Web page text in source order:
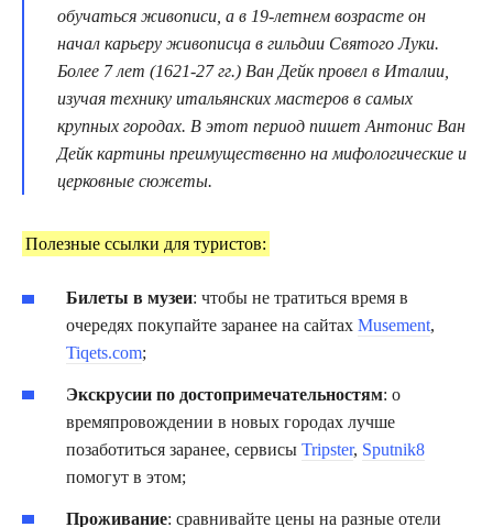
обучаться живописи, а в 19-летнем возрасте он
начал карьеру живописца в гильдии Святого Луки.
Более 7 лет (1621-27 гг.) Ван Дейк провел в Италии,
изучая технику итальянских мастеров в самых
крупных городах. В этот период пишет Антонис Ван
Дейк картины преимущественно на мифологические и
церковные сюжеты.
Полезные ссылки для туристов:
Билеты в музеи: чтобы не тратиться время в
очередях покупайте заранее на сайтах Musement,
Tiqets.com;
Экскрусии по достопримечательностям: о
времяпровождении в новых городах лучше
позаботиться заранее, сервисы Tripster, Sputnik8
помогут в этом;
Проживание: сравнивайте цены на разные отели